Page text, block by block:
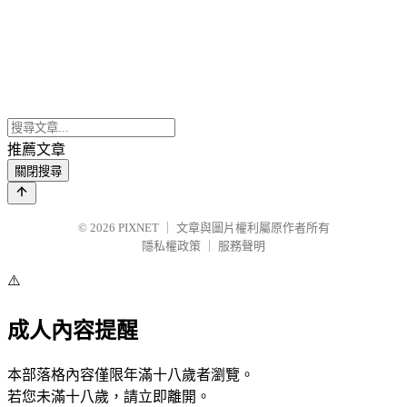
推薦文章
關閉搜尋
© 2026 PIXNET
文章與圖片權利屬原作者所有
隱私權政策
服務聲明
⚠️
成人內容提醒
本部落格內容僅限年滿十八歲者瀏覽。
若您未滿十八歲，請立即離開。